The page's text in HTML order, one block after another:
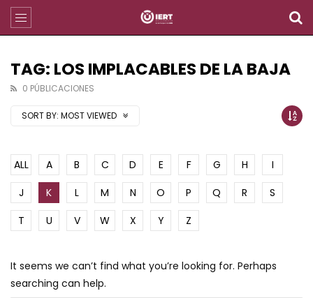
TAG: LOS IMPLACABLES DE LA BAJA
0 PÚBLICACIONES
SORT BY: MOST VIEWED
ALL A B C D E F G H
I
J
K L M N O P Q R
S
T
U V W X Y Z
It seems we can’t find what you’re looking for. Perhaps
searching can help.